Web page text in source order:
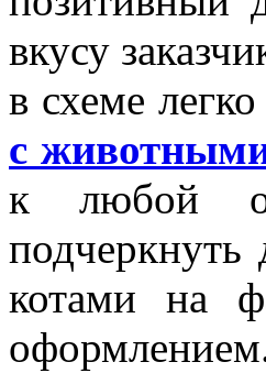
вкусу
в схеме
с
к любой
котами на